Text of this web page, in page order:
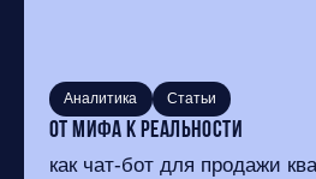
От мифа к реальности
как чат-бот для продажи
Аналитика Статьи